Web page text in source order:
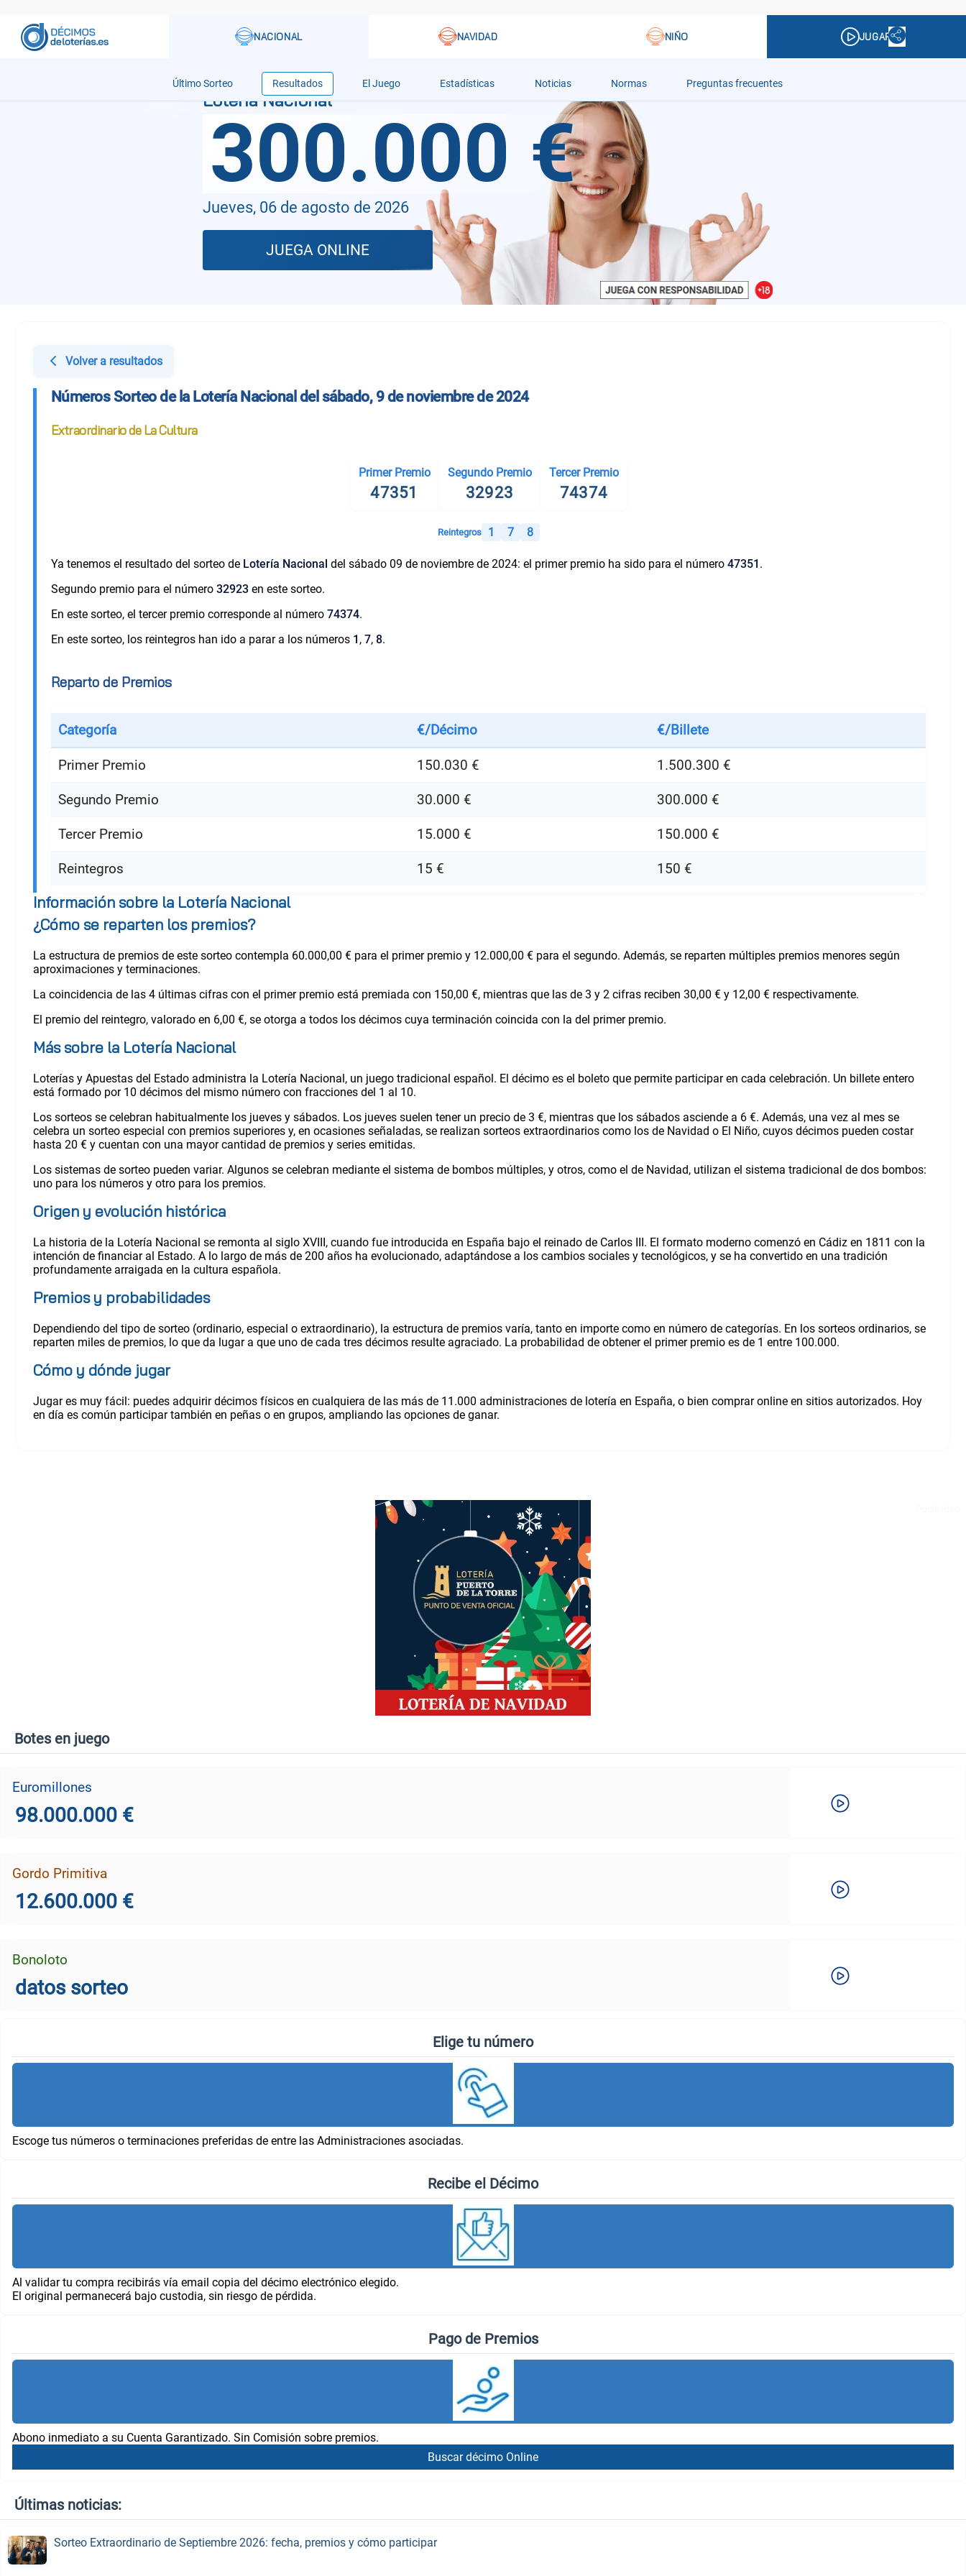
Último Sorteo Resultados El Juego Estadísticas Noticias Normas Preguntas frecuentes
Volver a resultados
Números Sorteo de la Lotería Nacional del sábado, 9 de noviembre de 2024
Extraordinario de La Cultura
Primer Premio
47351
Segundo Premio
32923
Tercer Premio
74374
Reintegros 1 7 8
Ya tenemos el resultado del sorteo de Lotería Nacional del sábado 09 de noviembre de 2024: el primer premio ha sido para el número 47351 .
Segundo premio para el número 32923en este sorteo.
En este sorteo, el tercer premio corresponde al número 74374.
En este sorteo, los reintegros han ido a parar a los números 1 , 7, 8.
Reparto de Premios
Categoría €/Décimo €/Billete
Primer Premio 150.030 € 1.500.300 €
Segundo Premio 30.000 € 300.000 €
Tercer Premio 15.000 € 150.000 €
Reintegros 15 € 150 €
Información sobre la Lotería Nacional
¿Cómo se reparten los premios?
La estructura de premios de este sorteo contempla 60.000,00 € para el primer premio y 12.000,00 € para el segundo. Además, se reparten múltiples premios menores según
aproximaciones y terminaciones.
La coincidencia de las 4 últimas cifras con el primer premio está premiada con 150,00 €, mientras que las de 3 y 2 cifras reciben 30,00 € y 12,00 € respectivamente.
El premio del reintegro, valorado en 6,00 €, se otorga a todos los décimos cuya terminación coincida con la del primer premio.
Más sobre la Lotería Nacional
Loterías y Apuestas del Estado administra la Lotería Nacional, un juego tradicional español. El décimo es el boleto que permite participar en cada celebración. Un billete entero
está formado por 10 décimos del mismo número con fracciones del 1 al 10.
Los sorteos se celebran habitualmente los jueves y sábados. Los jueves suelen tener un precio de 3 €, mientras que los sábados asciende a 6 €. Además, una vez al mes se
celebra un sorteo especial con premios superiores y, en ocasiones señaladas, se realizan sorteos extraordinarios como los de Navidad o El Niño, cuyos décimos pueden costar
hasta 20 € y cuentan con una mayor cantidad de premios y series emitidas.
Los sistemas de sorteo pueden variar. Algunos se celebran mediante el sistema de bombos múltiples, y otros, como el de Navidad, utilizan el sistema tradicional de dos bombos:
uno para los números y otro para los premios.
Origen y evolución histórica
La historia de la Lotería Nacional se remonta al siglo XVIII, cuando fue introducida en España bajo el reinado de Carlos III. El formato moderno comenzó en Cádiz en 1811 con la
intención de financiar al Estado. A lo largo de más de 200 años ha evolucionado, adaptándose a los cambios sociales y tecnológicos, y se ha convertido en una tradición
profundamente arraigada en la cultura española.
Premios y probabilidades
Dependiendo del tipo de sorteo (ordinario, especial o extraordinario), la estructura de premios varía, tanto en importe como en número de categorías. En los sorteos ordinarios, se
reparten miles de premios, lo que da lugar a que uno de cada tres décimos resulte agraciado. La probabilidad de obtener el primer premio es de 1 entre 100.000.
Cómo y dónde jugar
Jugar es muy fácil: puedes adquirir décimos físicos en cualquiera de las más de 11.000 administraciones de lotería en España, o bien comprar online en sitios autorizados. Hoy
en día es común participar también en peñas o en grupos, ampliando las opciones de ganar.
Botes en juego
Euromillones
98.000.000 €
Gordo Primitiva
12.600.000 €
Bonoloto
datos sorteo
Elige tu número
Escoge tus números o terminaciones preferidas de entre las Administraciones asociadas.
Recibe el Décimo
Al validar tu compra recibirás vía email copia del décimo electrónico elegido.
El original permanecerá bajo custodia, sin riesgo de pérdida.
Pago de Premios
Abono inmediato a su Cuenta Garantizado. Sin Comisión sobre premios.
Buscar décimo Online
Últimas noticias:
Sorteo Extraordinario de Septiembre 2026: fecha, premios y cómo participar
300.000 €
Jueves, 06 de agosto de 2026
JUEGA ONLINE